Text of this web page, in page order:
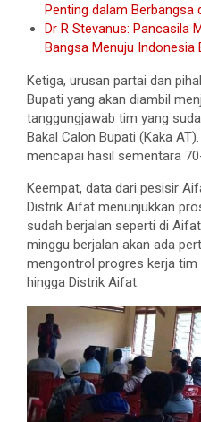
Penting dalam Berbangsa
Dr R Stevanus: Pancasila
Bangsa Menuju Indonesia
Ketiga, urusan partai dan
Bupati yang akan diambil
tanggungjawab tim yang
Bakal Calon Bupati (Kaka
mencapai hasil sementara
Keempat, data dari pesisir
Distrik Aifat menunjukkan
sudah berjalan seperti di
minggu berjalan akan ada
mengontrol progres kerja
hingga Distrik Aifat.